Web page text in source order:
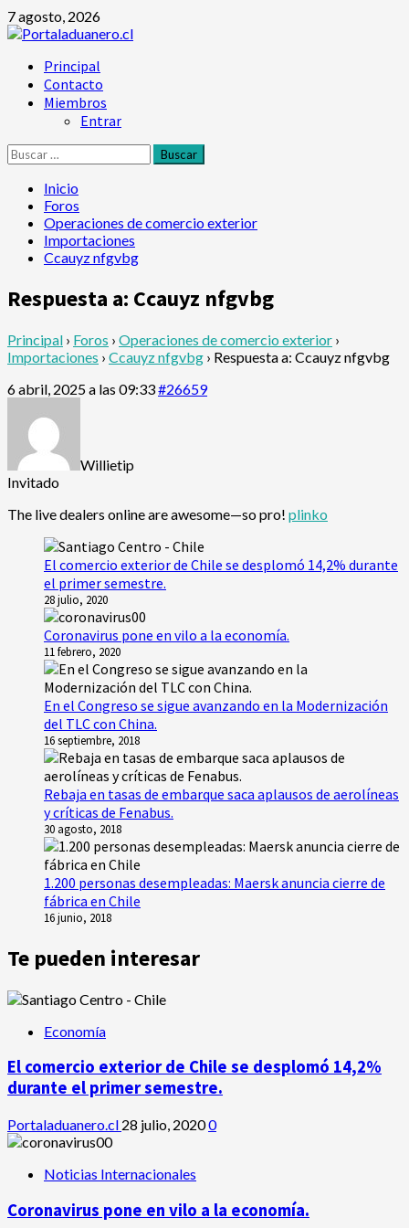
Saltar
al
7 agosto, 2026
Menú
principal
Principal
Contacto
Miembros
Entrar
Buscar:
Inicio
Foros
Operaciones de comercio exterior
Importaciones
Ccauyz nfgvbg
Respuesta a: Ccauyz nfgvbg
Principal › Foros › Operaciones de comercio exterior ›
Importaciones › Ccauyz nfgvbg › Respuesta a: Ccauyz nfgvbg
6 abril, 2025 a las 09:33#26659
Willietip
Invitado
The live dealers online are awesome—so pro! plinko
El comercio exterior de Chile se desplomó 14,2% durante
el primer semestre.
28 julio, 2020
Coronavirus pone en vilo a la economía.
11 febrero, 2020
En el Congreso se sigue avanzando en la Modernización
del TLC con China.
16 septiembre, 2018
Rebaja en tasas de embarque saca aplausos de aerolíneas
y críticas de Fenabus.
30 agosto, 2018
1.200 personas desempleadas: Maersk anuncia cierre de
fábrica en Chile
16 junio, 2018
Te pueden interesar
Economía
El comercio exterior de Chile se desplomó 14,2%
durante el primer semestre.
Portaladuanero.cl 28 julio, 20200
Noticias Internacionales
Coronavirus pone en vilo a la economía.